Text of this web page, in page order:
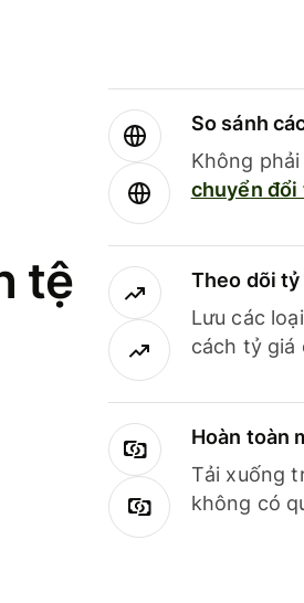
tệ
So sánh
Không
chuyển đổi
Theo dõi
Lưu các
cách tỷ giá
Hoàn toàn
Tải xuống
không có